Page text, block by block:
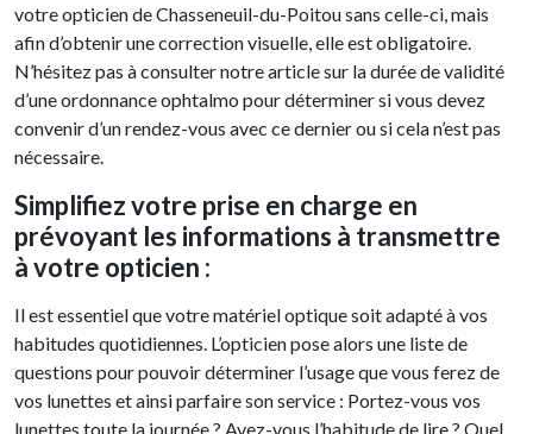
votre opticien de Chasseneuil-du-Poitou sans celle-ci, mais
afin d’obtenir une correction visuelle, elle est obligatoire.
N’hésitez pas à consulter notre article sur la durée de validité
d’une ordonnance ophtalmo pour déterminer si vous devez
convenir d’un rendez-vous avec ce dernier ou si cela n’est pas
nécessaire.
Simplifiez votre prise en charge en
prévoyant les informations à transmettre
à votre opticien :
Il est essentiel que votre matériel optique soit adapté à vos
habitudes quotidiennes. L’opticien pose alors une liste de
questions pour pouvoir déterminer l’usage que vous ferez de
vos lunettes et ainsi parfaire son service : Portez-vous vos
lunettes toute la journée ? Avez-vous l’habitude de lire ? Quel